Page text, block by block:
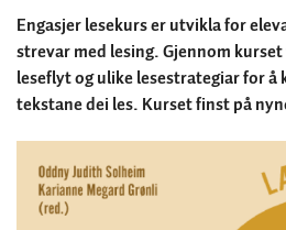
Engasjer lesekurs er utvikla for
strevar med lesing. Gjennom
leseflyt og ulike lesestrategiar for
tekstane dei les. Kurset finst på